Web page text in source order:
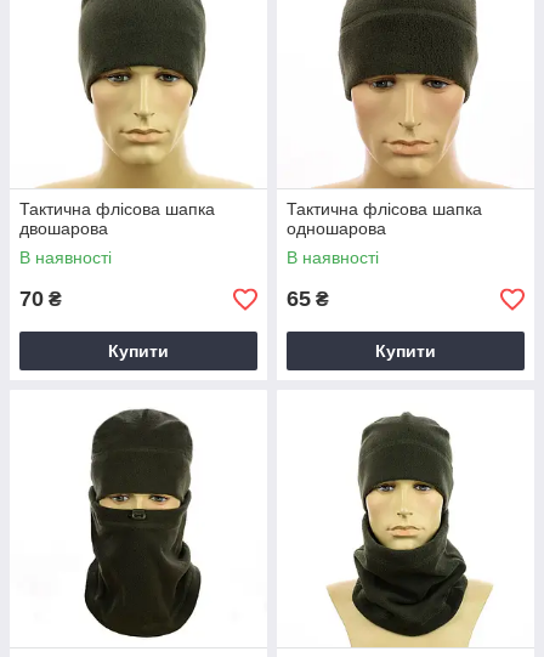
Тактична флісова шапка
двошарова
В наявності
70 ₴
Купити
Тактична флісова шапка
одношарова
В наявності
65 ₴
Купити